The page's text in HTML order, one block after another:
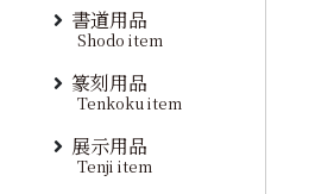
書道用品
Shodo item
篆刻用品
Tenkoku item
展示用品
Tenji item